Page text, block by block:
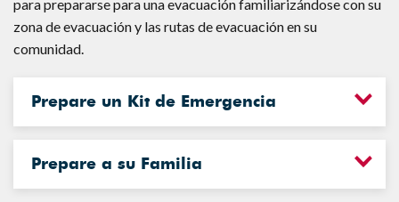
para prepararse para una evacuación familiarizándose con su
zona de evacuación y las rutas de evacuación en su
comunidad.
Prepare un Kit de Emergencia
Prepare a su Familia